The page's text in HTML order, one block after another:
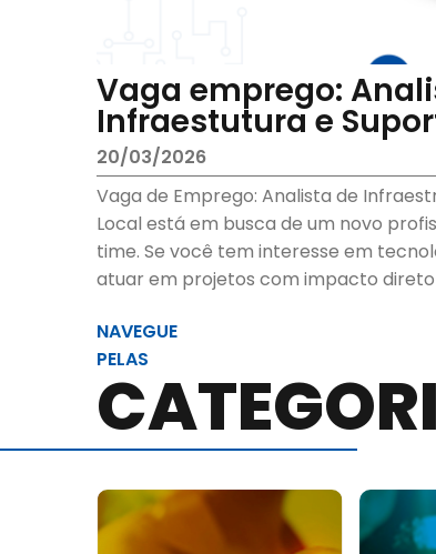
Vaga emprego:
Infraestutura e
20/03/2026
Vaga de Emprego: Analista de
Local está em busca de um novo
time. Se você tem interesse em
atuar em projetos com impacto direto
NAVEGUE
PELAS